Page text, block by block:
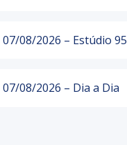
07/08/2026 – Estúdio 95
07/08/2026 – Dia a Dia